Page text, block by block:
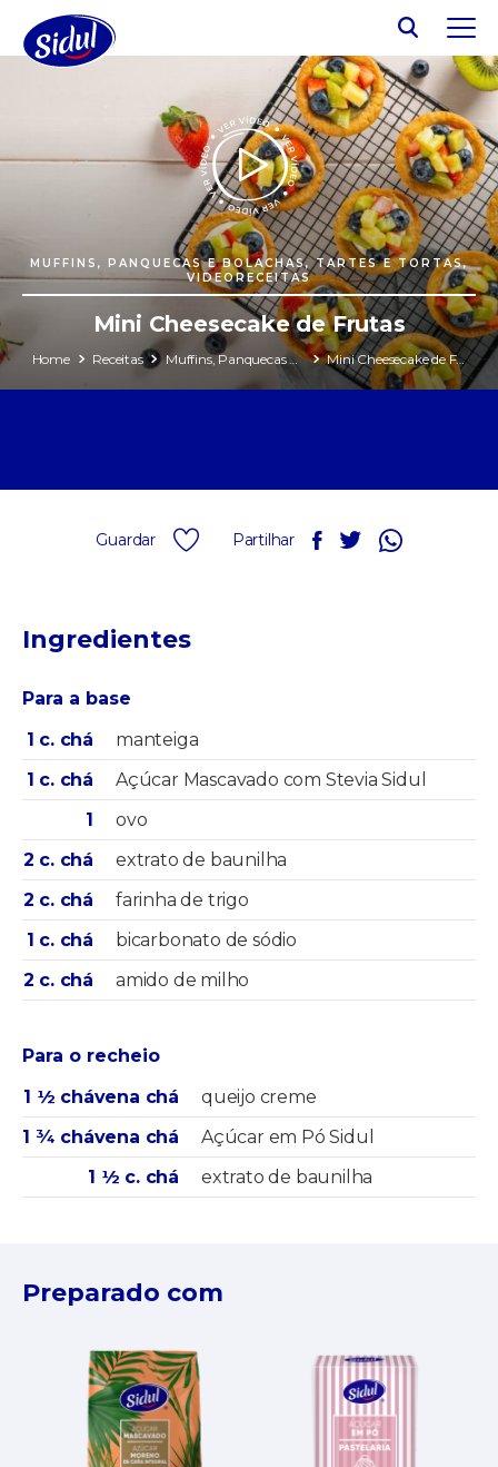
MUFFINS, PANQUECAS E BOLACHAS, TARTES E TORTAS,
VIDEORECEITAS
Mini Cheesecake de Frutas
Home Receitas Muffins, Panquecas e Bolachas Mini Cheesecake de Frutas
Guardar Partilhar
Ingredientes
Para a base
1 c. chá
manteiga
1 c. chá
Açúcar Mascavado com Stevia Sidul
1
ovo
2 c. chá
extrato de baunilha
2 c. chá
farinha de trigo
1 c. chá
bicarbonato de sódio
2 c. chá
amido de milho
Para o recheio
1 ½ chávena chá
queijo creme
1 ¾ chávena chá
Açúcar em Pó Sidul
1 ½ c. chá
extrato de baunilha
Preparado com